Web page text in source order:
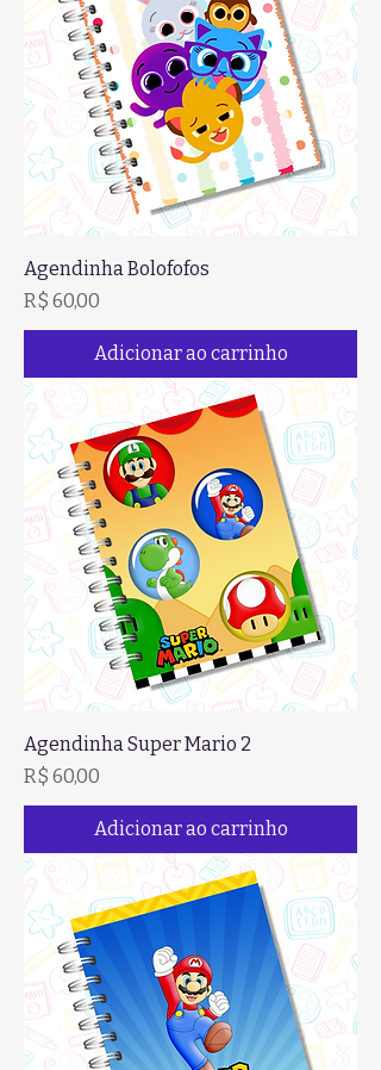
Agendinha Bolofofos
Preço
R$ 60,00
Adicionar ao carrinho
Agendinha Super Mario 2
Preço
R$ 60,00
Adicionar ao carrinho